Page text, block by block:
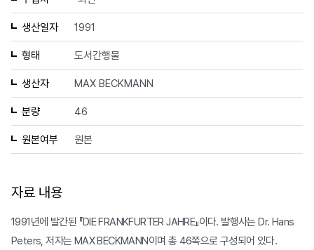
생산일자 1991
형태 도서간행물
생산자 MAX BECKMANN
분량 46
원본여부 원본
자료 내용
1991년에 발간된 『DIE FRANKFURTER JAHRE』이다. 발행사는 Dr. Hans
Peters, 저자는 MAX BECKMANN이며 총 46쪽으로 구성되어 있다.